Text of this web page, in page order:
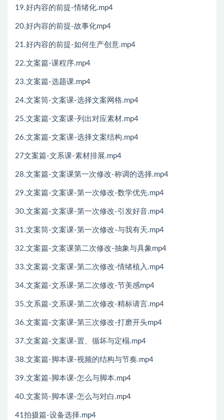
19.好内容的前提-情绪化.mp4
20.好内容的前提-故事化mp4
21.好内容的前提-如何生产创意.mp4
22.文案篇-课程序.mp4
23.文案篇-选题课.mp4
24.文案筒-文案课-选择文案网格.mp4
25.文案篇-文案课-列出对应素材.mp4
26.文案篇-文案课-选择文案结构.mp4
27文案篇-文系课-素材排展.mp4
28.文案篇-文案课第一次修改-称调的选择.mp4
29.文案篇-文案课-第一次修改-数学优先.mp4
30.文案篇-文案课-第一次修改-引发好音.mp4
31.文案筒-文案课-第一次修改-与我有天.mp4
32.文案篇-文案课第二次修改-抽象与具象mp4
33.文案篇-文案课-第二次修改-情绪植入.mp4
34.文案篇-文系课-第二次修改-节美感mp4
35.文系篇-文系课-第二次修改-精标请言.mp4
36.文案篇-文案课-第三次修改-打磨开头mp4
37.文案篇-文案课-置、循坏与定榻.mp4
38.文案篇-脚本课-视频的结构与节奏.mp4
39.文案篇-脚本课-怎么与脚本.mp4
40.文案筒-脚本课-怎么与对白.mp4
41拍摄篇-设备选择.mp4